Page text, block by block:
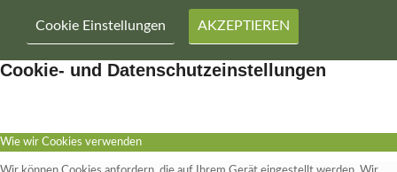
Cookie Einstellungen AKZEPTIEREN
Cookie- und Datenschutzeinstellungen
Wie wir Cookies verwenden